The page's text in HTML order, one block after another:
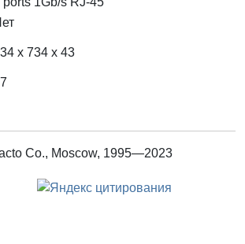
x 734 x 43
Co., Moscow, 1995—2023